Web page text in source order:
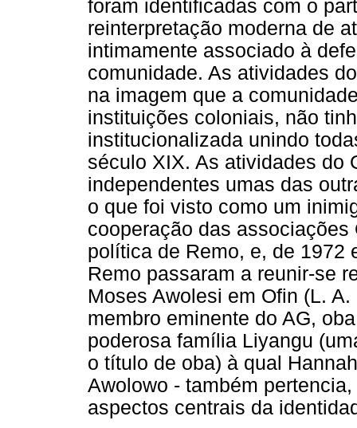
foram identificadas com o
reinterpretação moderna de
intimamente associado à
comunidade. As atividades
na imagem que a
instituições coloniais, não
institucionalizada unindo
século XIX. As atividades do
independentes umas das
o que foi visto como um
cooperação das
política de Remo, e, de 1972
Remo passaram a reunir-se
Moses Awolesi em Ofin (L.
membro eminente do AG,
poderosa família Liyangu
o título de oba) à qual
Awolowo - também
aspectos centrais da